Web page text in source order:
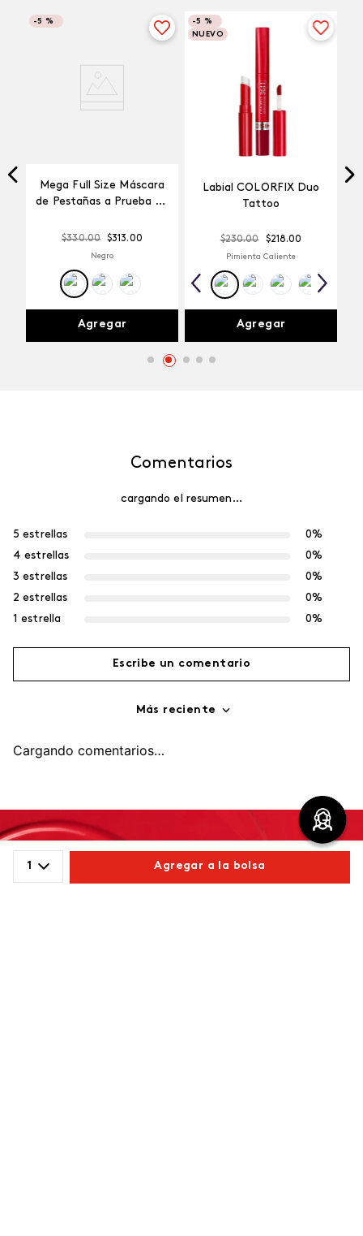
1 Agregar a la bolsa
-5 %
Mega Full Size Máscara
de Pestañas a Prueba de
$330.00 $313.00
Negro
Agregar
-5 %
NUEVO
Labial COLORFIX Duo
Tattoo
$230.00 $218.00
Pimienta Caliente
Agregar
Comentarios
cargando el resumen…
5 estrellas
0%
4 estrellas
0%
3 estrellas
0%
2 estrellas
0%
1 estrella
0%
Escribe un comentario
Título
Tu nombre
Más reciente
Cargando comentarios…